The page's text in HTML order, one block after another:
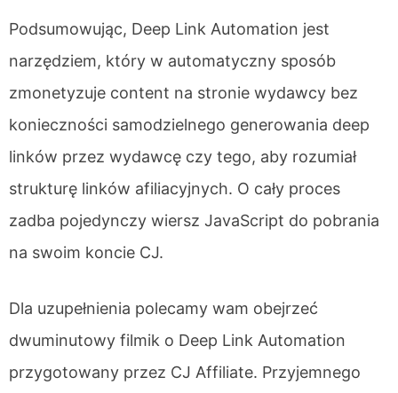
Podsumowując, Deep Link Automation jest
narzędziem, który w automatyczny sposób
zmonetyzuje content na stronie wydawcy bez
konieczności samodzielnego generowania deep
linków przez wydawcę czy tego, aby rozumiał
strukturę linków afiliacyjnych. O cały proces
zadba pojedynczy wiersz JavaScript do pobrania
na swoim koncie CJ.
Dla uzupełnienia polecamy wam obejrzeć
dwuminutowy filmik o Deep Link Automation
przygotowany przez CJ Affiliate. Przyjemnego